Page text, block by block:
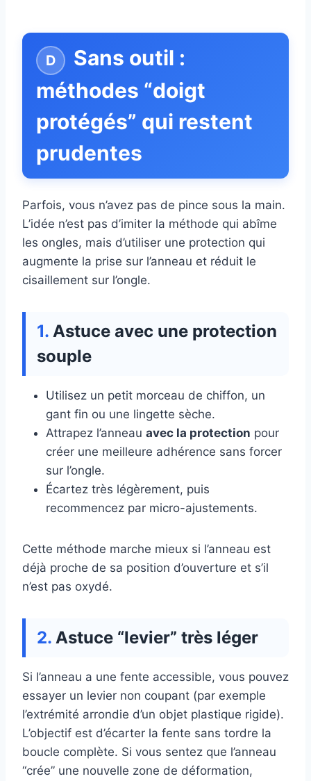
Sans outil :
méthodes “doigt
protégés” qui restent
prudentes
Parfois, vous n’avez pas de pince sous la main.
L’idée n’est pas d’imiter la méthode qui abîme
les ongles, mais d’utiliser une protection qui
augmente la prise sur l’anneau et réduit le
cisaillement sur l’ongle.
Astuce avec une protection
souple
Utilisez un petit morceau de chiffon, un
gant fin ou une lingette sèche.
Attrapez l’anneau avec la protection pour
créer une meilleure adhérence sans forcer
sur l’ongle.
Écartez très légèrement, puis
recommencez par micro-ajustements.
Cette méthode marche mieux si l’anneau est
déjà proche de sa position d’ouverture et s’il
n’est pas oxydé.
Astuce “levier” très léger
Si l’anneau a une fente accessible, vous pouvez
essayer un levier non coupant (par exemple
l’extrémité arrondie d’un objet plastique rigide).
L’objectif est d’écarter la fente sans tordre la
boucle complète. Si vous sentez que l’anneau
“crée” une nouvelle zone de déformation,